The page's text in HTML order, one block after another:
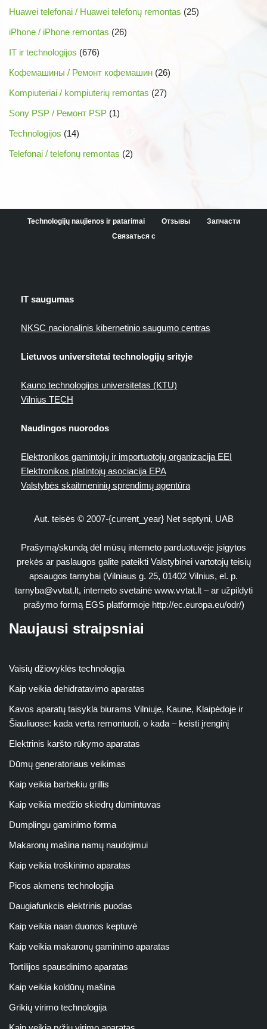
Huawei telefonai / Huawei telefonų remontas (25)
iPhone / iPhone remontas (26)
IT ir technologijos (676)
Кофемашины / Ремонт кофемашин (26)
Kompiuteriai / kompiuterių remontas (27)
Sony PSP / Ремонт PSP (1)
Technologijos (14)
Telefonai / telefonų remontas (2)
Technologijų naujienos ir patarimai Отзывы
Запчасти
Связаться с
IT saugumas
NKSC nacionalinis kibernetinio saugumo centras
Lietuvos universitetai technologijų srityje
Kauno technologijos universitetas (KTU)
Vilnius TECH
Naudingos nuorodos
Elektronikos gamintojų ir importuotojų organizacija EEI
Elektronikos platintojų asociacija EPA
Valstybės skaitmeninių sprendimų agentūra
Aut. teisės © 2007-{current_year} Net septyni, UAB
Prašymą/skundą dėl mūsų interneto parduotuvėje įsigytos
prekės ar paslaugos galite pateikti Valstybinei vartotojų teisių
apsaugos tarnybai (Vilniaus g. 25, 01402 Vilnius, el. p.
tarnyba@vvtat.lt, interneto svetainė www.vvtat.lt – ar užpildyti
prašymo formą EGS platformoje http://ec.europa.eu/odr/)
Naujausi straipsniai
Vaisių džiovyklės technologija
Kaip veikia dehidratavimo aparatas
Kavos aparatų taisykla biurams Vilniuje, Kaune, Klaipėdoje ir
Šiauliuose: kada verta remontuoti, o kada – keisti įrenginį
Elektrinis karšto rūkymo aparatas
Dūmų generatoriaus veikimas
Kaip veikia barbekiu grillis
Kaip veikia medžio skiedrų dūmintuvas
Dumplingu gaminimo forma
Makaronų mašina namų naudojimui
Kaip veikia troškinimo aparatas
Picos akmens technologija
Daugiafunkcis elektrinis puodas
Kaip veikia naan duonos keptuvė
Kaip veikia makaronų gaminimo aparatas
Tortilijos spausdinimo aparatas
Kaip veikia koldūnų mašina
Grikių virimo technologija